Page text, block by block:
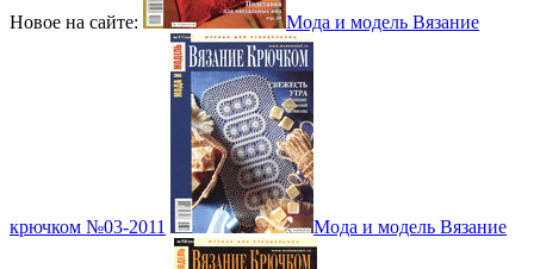
Новое на сайте: Мода и модель Вязание
крючком №03-2011 Мода и модель Вязание